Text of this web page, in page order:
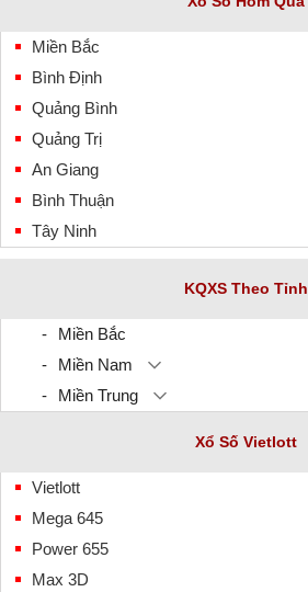
Miền Bắc
Bình Định
Quảng Bình
Quảng Trị
An Giang
Bình Thuận
Tây Ninh
KQXS Theo Tỉnh
Miền Bắc
Miền Nam
Miền Trung
Xổ Số Vietlott
Vietlott
Mega 645
Power 655
Max 3D